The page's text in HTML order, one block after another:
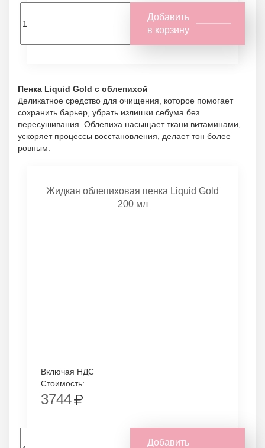
Добавить
в корзину
Пенка Liquid Gold с облепихой
Деликатное средство для очищения, которое помогает
сохранить барьер, убрать излишки себума без
пересушивания. Облепиха насыщает ткани витаминами,
ускоряет процессы восстановления, делает тон более
ровным.
Жидкая облепиховая пенка Liquid Gold
200 мл
Включая НДС
Стоимость:
3744
Добавить